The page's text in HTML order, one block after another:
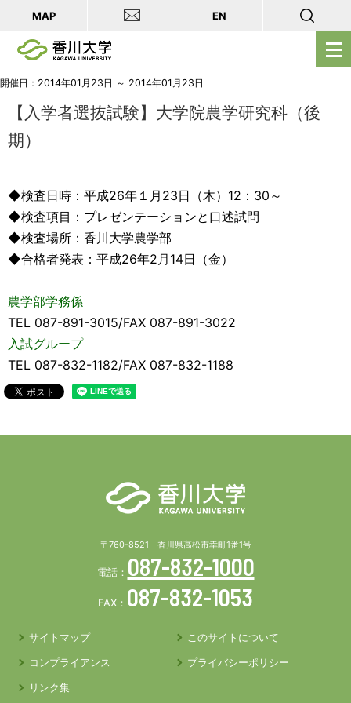
メ
ニ
ー
MAP EN
開催日：2014年01月23日 ～ 2014年01月23日
【入学者選抜試験】大学院農学研究科（後
期）
◆検査日時：平成26年１月23日（木）12：30～
◆検査項目：プレゼンテーションと口述試問
◆検査場所：香川大学農学部
◆合格者発表：平成26年2月14日（金）
農学部学務係
TEL 087-891-3015/FAX 087-891-3022
入試グループ
TEL 087-832-1182/FAX 087-832-1188
〒760-8521 香川県高松市幸町1番1号
電話： 087-832-1000
FAX： 087-832-1053
サイトマップ
このサイトについて
コンプライアンス
プライバシーポリシー
リンク集